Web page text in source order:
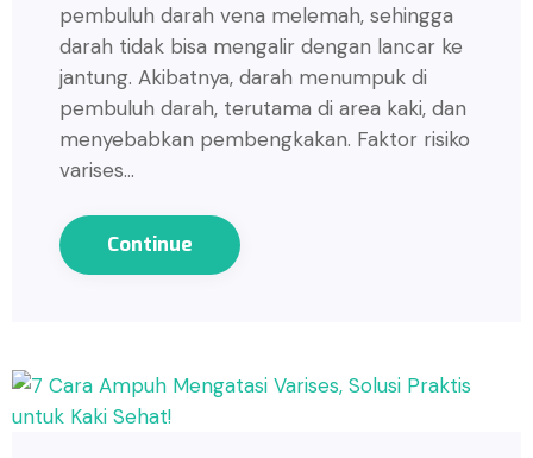
pembuluh darah vena melemah, sehingga
darah tidak bisa mengalir dengan lancar ke
jantung. Akibatnya, darah menumpuk di
pembuluh darah, terutama di area kaki, dan
menyebabkan pembengkakan. Faktor risiko
varises…
Continue